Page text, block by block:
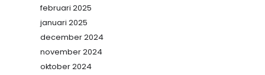
februari 2025
januari 2025
december 2024
november 2024
oktober 2024